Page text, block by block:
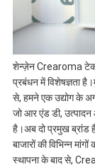
शेन्ज़ेन Crearoma टेक
प्रबंधन में विशेषज्ञता
से, हमने एक उद्योग के
जो आर एंड डी,
है।अब दो प्रमुख ब्रांड
बाजारों की विभिन्न
स्थापना के बाद से,